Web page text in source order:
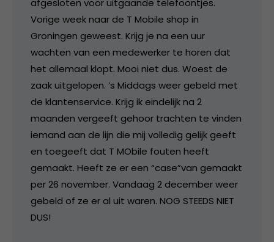
Vorige week naar de T Mobile shop in
Groningen geweest. Krijg je na een uur
wachten van een medewerker te horen dat
het allemaal klopt. Mooi niet dus. Woest de
zaak uitgelopen. ’s Middags weer gebeld met
de klantenservice. Krijg ik eindelijk na 2
maanden vergeeft gehoor trachten te vinden
iemand aan de lijn die mij volledig gelijk geeft
en toegeeft dat T MObile fouten heeft
gemaakt. Heeft ze er een “case”van gemaakt
per 26 november. Vandaag 2 december weer
gebeld of ze er al uit waren. NOG STEEDS NIET
DUS!